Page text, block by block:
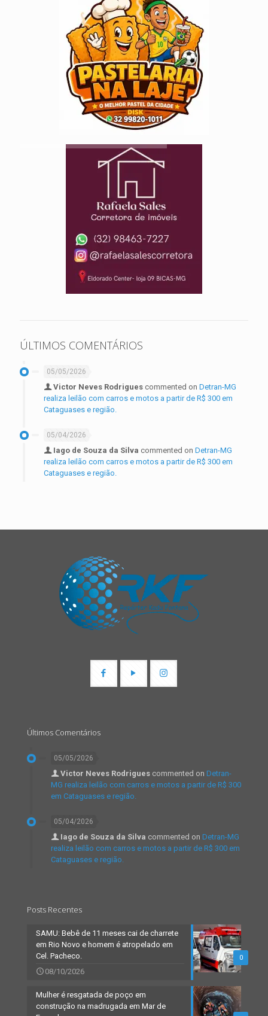
ÚLTIMOS COMENTÁRIOS
05/05/2026
Victor Neves Rodrigues commented on Detran-MG
realiza leilão com carros e motos a partir de R$ 300 em
Cataguases e região.
05/04/2026
Iago de Souza da Silva commented on Detran-MG
realiza leilão com carros e motos a partir de R$ 300 em
Cataguases e região.
Últimos Comentários
05/05/2026
Victor Neves Rodrigues commented on Detran-
MG realiza leilão com carros e motos a partir de R$ 300
em Cataguases e região.
05/04/2026
Iago de Souza da Silva commented on Detran-MG
realiza leilão com carros e motos a partir de R$ 300 em
Cataguases e região.
Posts Recentes
0
SAMU: Bebê de 11 meses cai de charrete
em Rio Novo e homem é atropelado em
Cel. Pacheco.
08/10/2026
Mulher é resgatada de poço em
construção na madrugada em Mar de